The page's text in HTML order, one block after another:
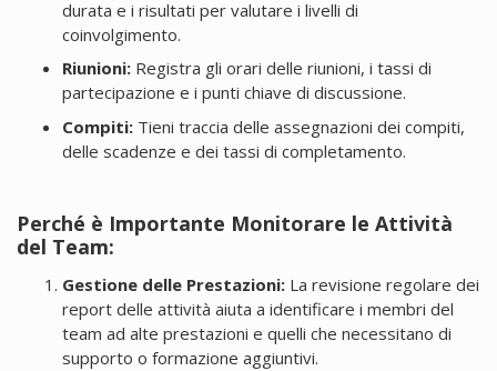
durata e i risultati per valutare i livelli di
coinvolgimento.
Riunioni:Registra gli orari delle riunioni, i tassi di
partecipazione e i punti chiave di discussione.
Compiti:Tieni traccia delle assegnazioni dei compiti,
delle scadenze e dei tassi di completamento.
Perché è Importante Monitorare le Attività
del Team:
Gestione delle Prestazioni:La revisione regolare dei
report delle attività aiuta a identificare i membri del
team ad alte prestazioni e quelli che necessitano di
supporto o formazione aggiuntivi.